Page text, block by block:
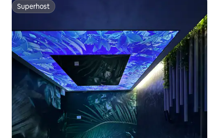
Superhost
Superhost